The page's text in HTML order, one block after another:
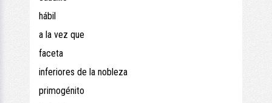
hábil
a la vez que
faceta
inferiores de la nobleza
primogénito